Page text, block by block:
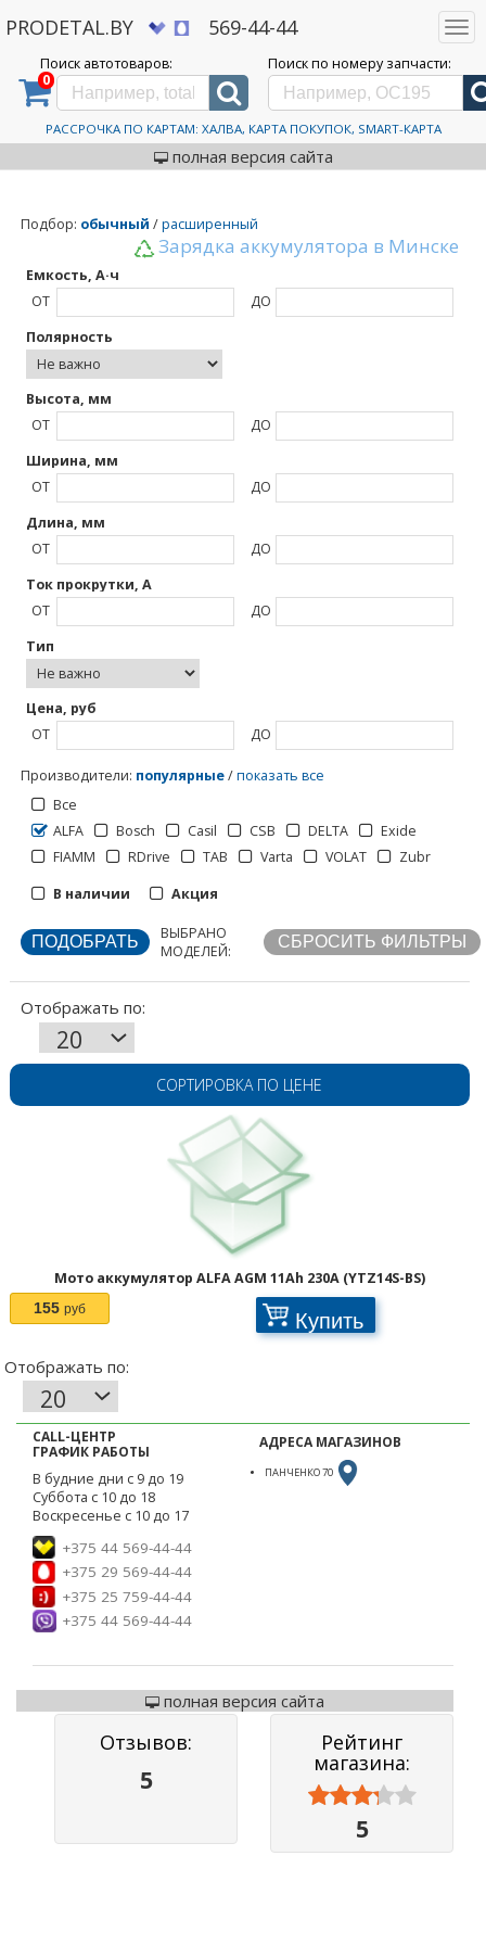
PRODETAL.BY 569-44-44
Поиск автотоваров:
0
Поиск по номеру запчасти:
РАССРОЧКА ПО КАРТАМ: ХАЛВА, КАРТА ПОКУПОК, SMART-КАРТА
полная версия сайта
Дискаунтер автозапчастей PRODETAL.BY > Каталог автотоваров > ALFA
ALFA
Подбор: обычный /расширенный
Зарядка аккумулятора в Минске
Емкость, А·ч
ОТ
ДО
Полярность
Высота, мм
ОТ
ДО
Ширина, мм
ОТ
ДО
Длина, мм
ОТ
ДО
Ток прокрутки, А
ОТ
ДО
Тип
Цена, руб
ОТ
ДО
Производители: популярные/показать все
Все
ALFA
Bosch Casil CSB DELTA
Exide
FIAMM
RDrive TAB Varta VOLAT
Zubr
В наличии
Акция
ВЫБРАНО
МОДЕЛЕЙ:
Отображать по:
СОРТИРОВКА ПО ЦЕНЕ
Мото аккумулятор ALFA AGM 11Ah 230A (YTZ14S-BS)
155 руб Купить
CALL-ЦЕНТР
ГРАФИК РАБОТЫ
В будние дни с 9 до 19
Суббота с 10 до 18
Воскресенье с 10 до 17
+375 44 569-44-44
+375 29 569-44-44
+375 25 759-44-44
+375 44 569-44-44
АДРЕСА МАГАЗИНОВ
ПАНЧЕНКО 70
полная версия сайта
Отзывов:
5
Рейтинг
магазина:



5